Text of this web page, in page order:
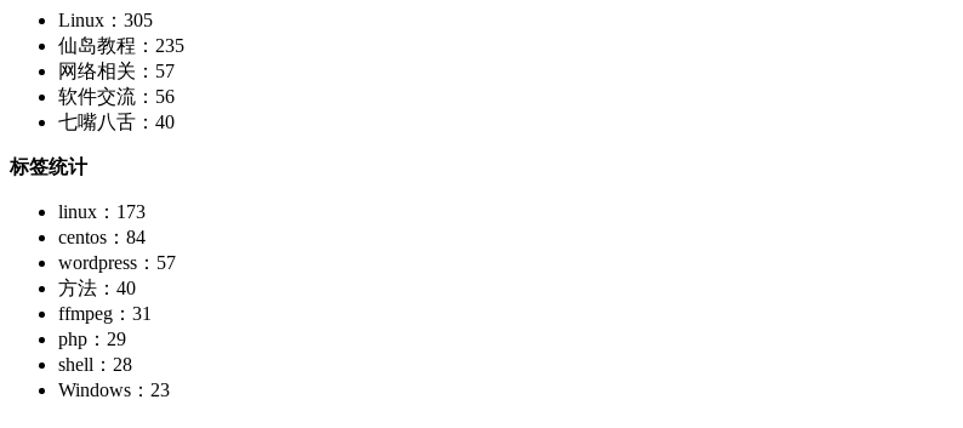
Linux：305
仙岛教程：235
网络相关：57
软件交流：56
七嘴八舌：40
标签统计
linux：173
centos：84
wordpress：57
方法：40
ffmpeg：31
php：29
shell：28
Windows：23